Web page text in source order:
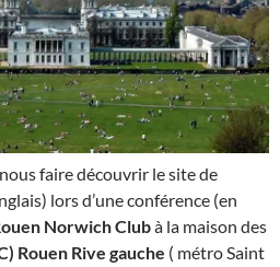
faire découvrir le site de
lors d’une conférence (en
Norwich Clubà la maison des
Rouen Rive gauche ( métro Saint